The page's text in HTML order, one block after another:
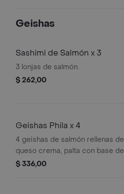
Geishas
Sashimi de Salmón x 3
3 lonjas de salmón.
$ 262,00
Geishas Phila x 4
4 geishas de salmón rellenas de
queso crema, palta con base de
arroz.
$ 336,00